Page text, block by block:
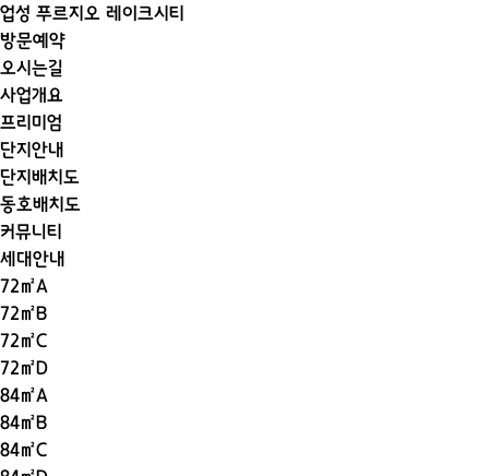
업성 푸르지오 레이크시티
방문예약
오시는길
사업개요
프리미엄
단지안내
단지배치도
동호배치도
커뮤니티
세대안내
72㎡A
72㎡B
72㎡C
72㎡D
84㎡A
84㎡B
84㎡C